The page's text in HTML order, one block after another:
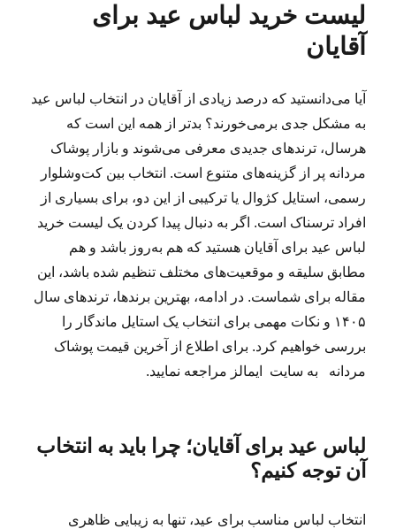
لیست خرید لباس عید برای
آقایان
آیا می‌دانستید که درصد زیادی از آقایان در انتخاب لباس عید
به مشکل جدی برمی‌خورند؟ بدتر از همه این است که
هرسال، ترندهای جدیدی معرفی می‌شوند و بازار پوشاک
مردانه پر از گزینه‌های متنوع است. انتخاب بین کت‌وشلوار
رسمی، استایل کژوال یا ترکیبی از این دو، برای بسیاری از
افراد ترسناک است. اگر به دنبال پیدا کردن یک لیست خرید
لباس عید برای آقایان هستید که هم به‌روز باشد و هم
مطابق سلیقه و موقعیت‌های مختلف تنظیم شده باشد، این
مقاله برای شماست. در ادامه، بهترین برندها، ترندهای سال
۱۴۰۵ و نکات مهمی برای انتخاب یک استایل ماندگار را
بررسی خواهیم کرد. برای اطلاع از آخرین قیمت پوشاک
مردانه به سایت ایمالز مراجعه نمایید.
لباس عید برای آقایان؛ چرا باید به انتخاب
آن توجه کنیم؟
انتخاب لباس مناسب برای عید، تنها به زیبایی ظاهری